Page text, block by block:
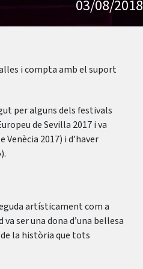
03/08/2018
i compta amb el suport
per alguns dels festivals
de Sevilla 2017 i va
2017) i d’haver
artísticament com a
ser una dona d’una bellesa
la història que tots